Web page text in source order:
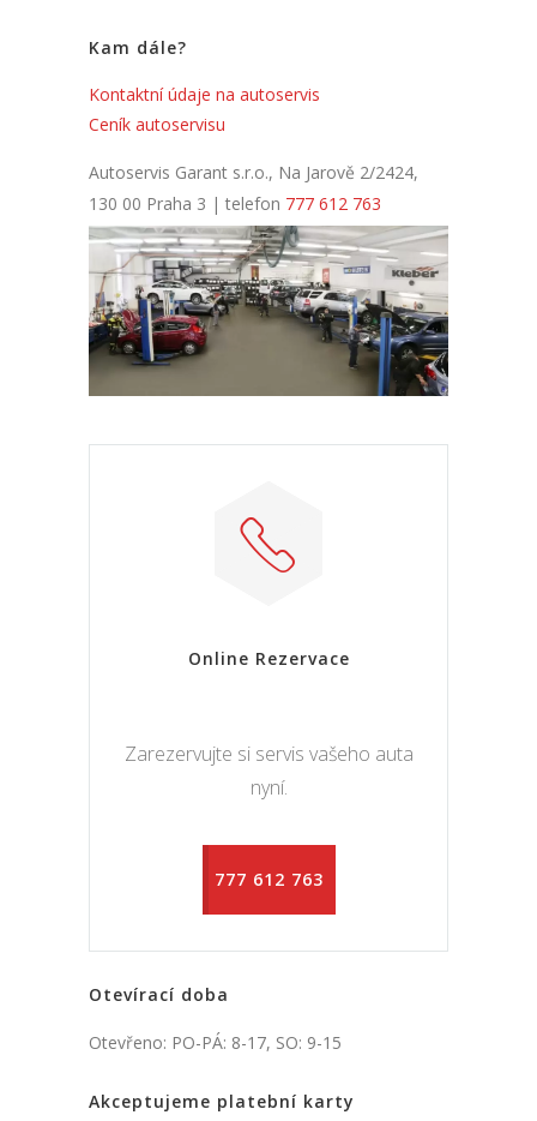
Kam dále?
Kontaktní údaje na autoservis
Ceník autoservisu
Autoservis Garant s.r.o., Na Jarově 2/2424,
130 00 Praha 3 | telefon 777 612 763
Online Rezervace
Zarezervujte si servis vašeho auta
nyní.
777 612 763
Otevírací doba
Otevřeno: PO-PÁ: 8-17, SO: 9-15
Akceptujeme platební karty